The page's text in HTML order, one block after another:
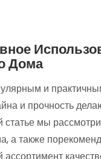
Дома
и
и прочность
мы
а также